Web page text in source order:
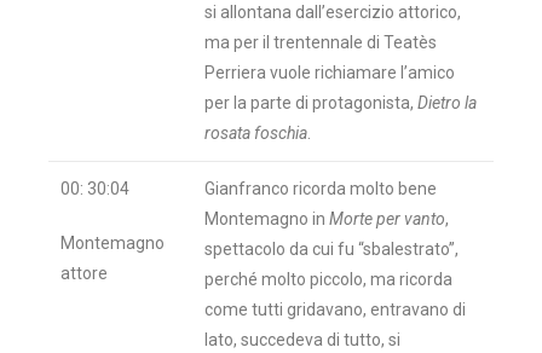
si allontana dall’esercizio attorico,
ma per il trentennale di Teatès
Perriera vuole richiamare l’amico
per la parte di protagonista, Dietro la
rosata foschia
00: 30:04
Montemagno
attore
Gianfranco ricorda molto bene
Montemagno in Morte per vanto,
spettacolo da cui fu “sbalestrato”,
perché molto piccolo, ma ricorda
come tutti gridavano, entravano di
lato, succedeva di tutto, si